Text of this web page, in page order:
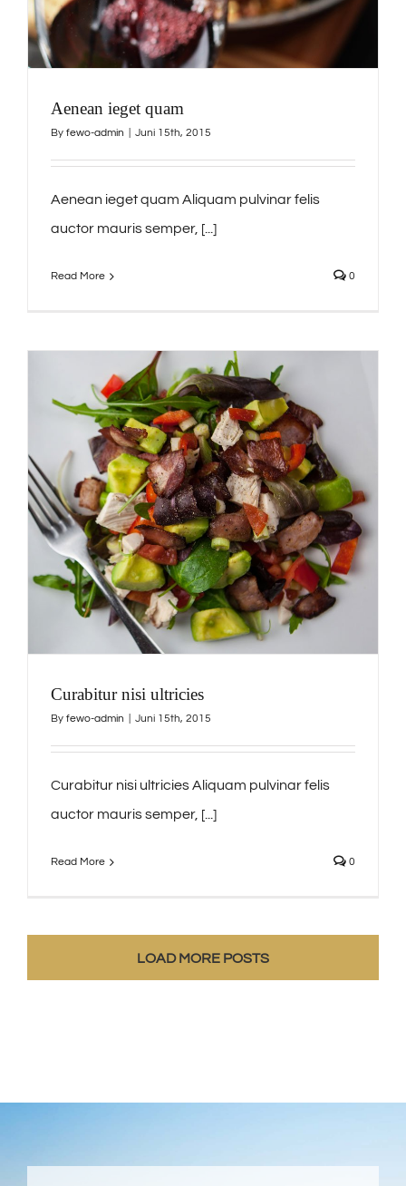
Aenean ieget quam
By fewo-admin Juni 15th, 2015
Aenean ieget quam Aliquam pulvinar felis
auctor mauris semper, [...]
Read More 0
Curabitur nisi ultricies
By fewo-admin Juni 15th, 2015
Curabitur nisi ultricies Aliquam pulvinar felis
auctor mauris semper, [...]
Read More 0
LOAD MORE POSTS